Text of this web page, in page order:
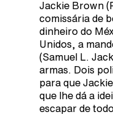
Jackie Brown
comissária de
dinheiro do
Unidos, a
(Samuel L.
armas. Dois
para que
que lhe dá a
escapar de